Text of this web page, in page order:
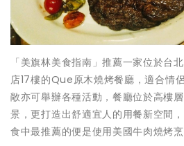
「美旗林美食指南」推薦一家位於台
店17樓的Que原木燒烤餐廳，適合情
敞亦可舉辦各種活動，餐廳位於高樓
景，更打造出舒適宜人的用餐新空間
食中最推薦的便是使用美國牛肉燒烤烹